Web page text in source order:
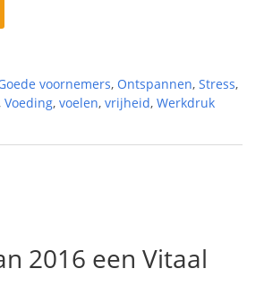
voornemers, Ontspannen, Stress,
Voeding, voelen, vrijheid, Werkdruk
2016 een Vitaal